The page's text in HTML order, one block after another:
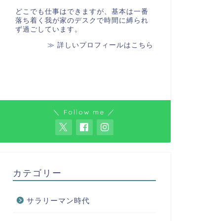
どこでも仕事はできますが、基本は一番
落ち着く我が家のデスクで時間に縛られ
ず過ごしています。
≫ 詳しいプロフィールはこちら
＼ Follow me ／
カテゴリー
サラリーマン時代